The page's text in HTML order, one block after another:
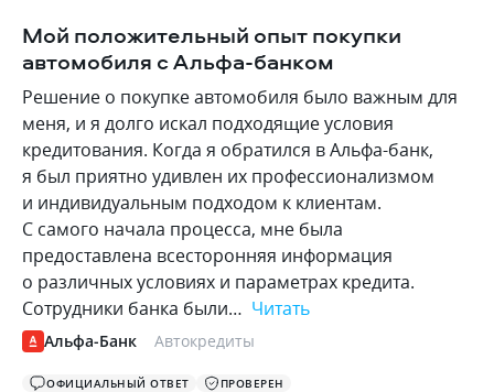
Мой положительный опыт покупки
автомобиля с Альфа-банком
Решение о покупке автомобиля было важным для
меня, и я долго искал подходящие условия
кредитования. Когда я обратился в Альфа-банк,
я был приятно удивлен их профессионализмом
и индивидуальным подходом к клиентам.
С самого начала процесса, мне была
предоставлена всесторонняя информация
о различных условиях и параметрах кредита.
Сотрудники банка были… Читать
Альфа-Банк Автокредиты
ОФИЦИАЛЬНЫЙ ОТВЕТ ПРОВЕРЕН